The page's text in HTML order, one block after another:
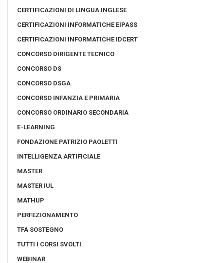
CERTIFICAZIONI DI LINGUA INGLESE
CERTIFICAZIONI INFORMATICHE EIPASS
CERTIFICAZIONI INFORMATICHE IDCERT
CONCORSO DIRIGENTE TECNICO
CONCORSO DS
CONCORSO DSGA
CONCORSO INFANZIA E PRIMARIA
CONCORSO ORDINARIO SECONDARIA
E-LEARNING
FONDAZIONE PATRIZIO PAOLETTI
INTELLIGENZA ARTIFICIALE
MASTER
MASTER IUL
MATHUP
PERFEZIONAMENTO
TFA SOSTEGNO
TUTTI I CORSI SVOLTI
WEBINAR